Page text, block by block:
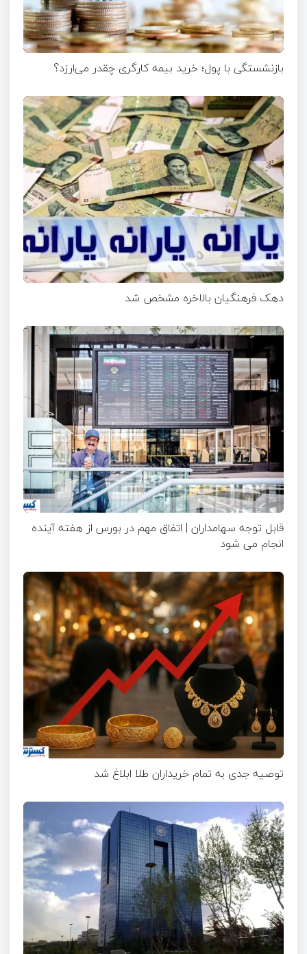
بازنشستگی با پول؛ خرید بیمه کارگری چقدر می‌ارزد؟
دهک فرهنگیان بالاخره مشخص شد
قابل توجه سهامداران | اتفاق مهم در بورس از هفته آینده
انجام می شود
توصیه جدی به تمام خریداران طلا ابلاغ شد